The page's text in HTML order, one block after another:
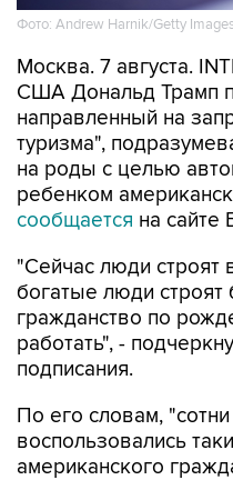
Фото: Andrew Harnik/Getty Images
Москва. 7 августа.
США Дональд Трамп
направленный на
туризма",
на роды с целью
ребенком
сообщается на сайте
"Сейчас люди строят
богатые люди строят
гражданство по
работать", -
подписания.
По его словам,
воспользовались
американского